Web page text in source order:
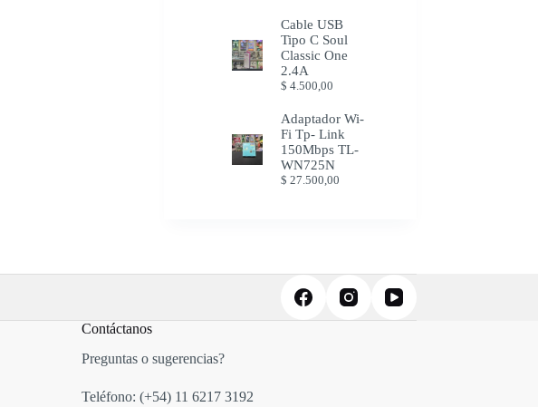
Cable USB
Tipo C Soul
Classic One
2.4A
$ 4.500,00
Adaptador Wi-
Fi Tp- Link
150Mbps TL-
WN725N
$ 27.500,00
Contáctanos
Preguntas o sugerencias?
Teléfono: (+54) 11 6217 3192